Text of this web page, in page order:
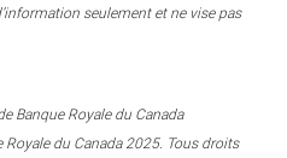
seulement et ne vise pas
Banque Royale du Canada
du Canada 2025. Tous droits